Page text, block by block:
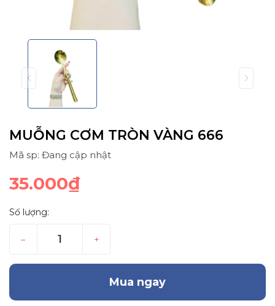
MUỖNG CƠM TRÒN VÀNG 666
Mã sp: Đang cập nhật
35.000₫
Số lượng:
– +
Mua ngay